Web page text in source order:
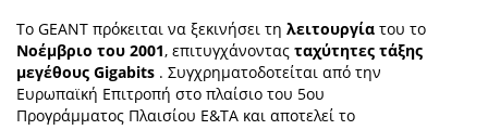
Το GEANT πρόκειται να ξεκινήσει τη λειτουργία του το
Νοέμβριο του 2001, επιτυγχάνοντας ταχύτητες τάξης
μεγέθους Gigabits . Συγχρηματοδοτείται από την
Ευρωπαϊκή Επιτροπή στο πλαίσιο του 5ου
Προγράμματος Πλαισίου Ε&ΤΑ και αποτελεί το